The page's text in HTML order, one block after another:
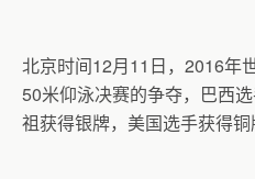
北京时间12月11日，2016年
50米仰泳决赛的争夺，巴西
祖获得银牌，美国选手获得铜